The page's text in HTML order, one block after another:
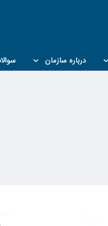
درباره سازمان